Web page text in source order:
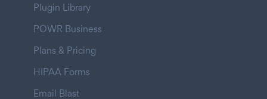
Plugin Library
POWR Business
Plans & Pricing
HIPAA Forms
Email Blast